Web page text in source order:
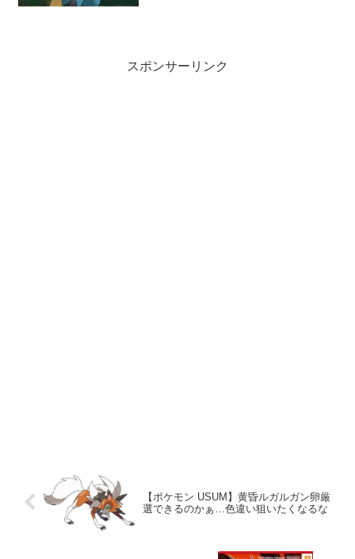
スポンサーリンク
【ポケモン USUM】黄昏ルガルガン卵厳
選できるのかぁ…色違い狙いたくなるな